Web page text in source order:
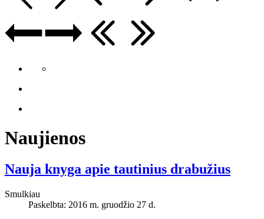
Naujienos
Nauja knyga apie tautinius drabužius
Smulkiau
Paskelbta: 2016 m. gruodžio 27 d.